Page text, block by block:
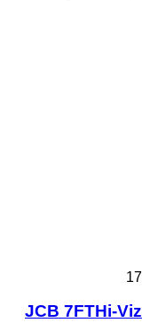
17
JCB 7FTHi-Viz